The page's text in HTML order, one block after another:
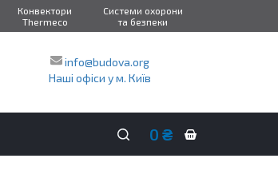
info@budova.org
Наші офіси у м. Київ
Кошик
покупок
0₴
Конвектори
Thermeco
Системи охорони
та безпеки